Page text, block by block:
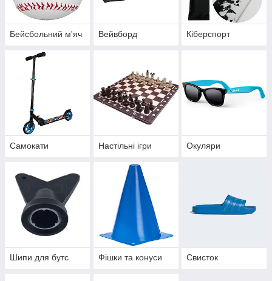
Бейсбольний м'яч Вейвборд Кіберспорт
Самокати Настільні ігри Окуляри
Шипи для бутс Фішки та конуси Свисток